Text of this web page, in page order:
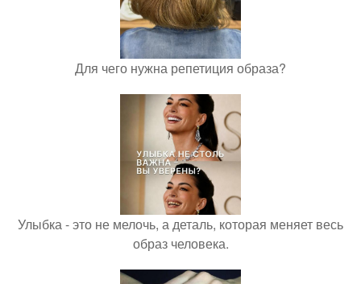
Для чего нужна репетиция образа?
Улыбка - это не мелочь, а деталь, которая меняет весь
образ человека.